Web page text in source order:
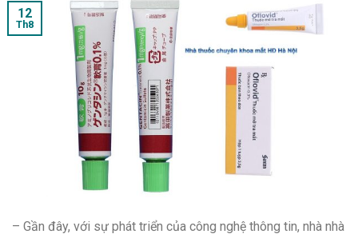
12
Th8
– Gần đây, với sự phát triển của công nghệ thông tin, nhà nhà